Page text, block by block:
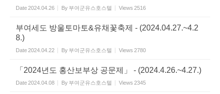
Date2024.04.26 By 부여군유스호스텔 Views 2516
부여세도 방울토마토&유채꽃축제 - (2024.04.27.~4.2
8.)
Date2024.04.22 By 부여군유스호스텔 Views 2780
「2024년도 홍산보부상 공문제」 - (2024.4.26.~4.27.)
Date2024.04.08 By 부여군유스호스텔 Views 2345